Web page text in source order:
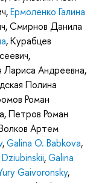
,Ермоленко Галина
,Смирнов Данила
,Курабцев
,
Лариса Андреевна,
Полина
Роман
,Петров Роман
Артем
,Galina O. Babkova,
,Galina
Gaivoronsky,